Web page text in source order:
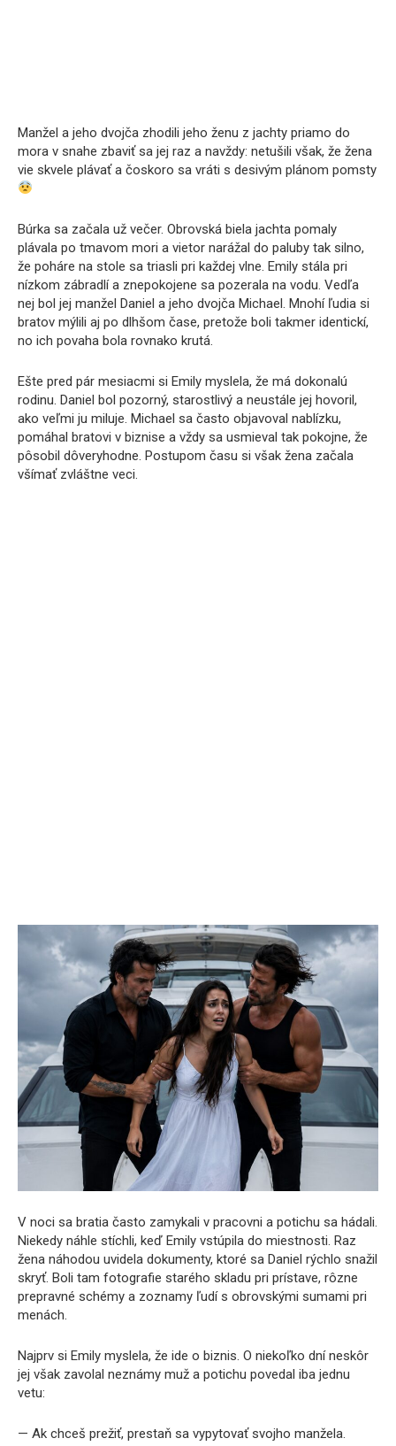
Manžel a jeho dvojča zhodili jeho ženu z jachty priamo do
mora v snahe zbaviť sa jej raz a navždy: netušili však, že žena
vie skvele plávať a čoskoro sa vráti s desivým plánom pomsty
Búrka sa začala už večer. Obrovská biela jachta pomaly
plávala po tmavom mori a vietor narážal do paluby tak silno,
že poháre na stole sa triasli pri každej vlne. Emily stála pri
nízkom zábradlí a znepokojene sa pozerala na vodu. Vedľa
nej bol jej manžel Daniel a jeho dvojča Michael. Mnohí ľudia si
bratov mýlili aj po dlhšom čase, pretože boli takmer identickí,
no ich povaha bola rovnako krutá.
Ešte pred pár mesiacmi si Emily myslela, že má dokonalú
rodinu. Daniel bol pozorný, starostlivý a neustále jej hovoril,
ako veľmi ju miluje. Michael sa často objavoval nablízku,
pomáhal bratovi v biznise a vždy sa usmieval tak pokojne, že
pôsobil dôveryhodne. Postupom času si však žena začala
všímať zvláštne veci.
V noci sa bratia často zamykali v pracovni a potichu sa hádali.
Niekedy náhle stíchli, keď Emily vstúpila do miestnosti. Raz
žena náhodou uvidela dokumenty, ktoré sa Daniel rýchlo snažil
skryť. Boli tam fotografie starého skladu pri prístave, rôzne
prepravné schémy a zoznamy ľudí s obrovskými sumami pri
menách.
Najprv si Emily myslela, že ide o biznis. O niekoľko dní neskôr
jej však zavolal neznámy muž a potichu povedal iba jednu
vetu:
— Ak chceš prežiť, prestaň sa vypytovať svojho manžela.